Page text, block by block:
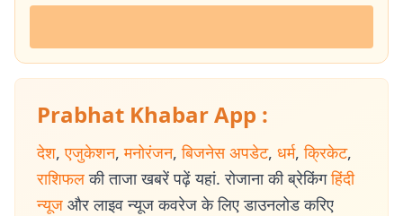
Prabhat Khabar App :
देश, एजुकेशन, मनोरंजन, बिजनेस अपडेट, धर्म, क्रिकेट,
राशिफल की ताजा खबरें पढ़ें यहां. रोजाना की ब्रेकिंग हिंदी
न्यूज और लाइव न्यूज कवरेज के लिए डाउनलोड करिए